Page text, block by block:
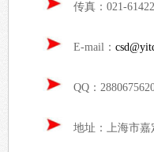
传真：021-
E-mail：
QQ：
地址：上海市嘉